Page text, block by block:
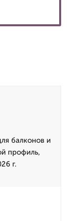
балконов и
профиль,
г.